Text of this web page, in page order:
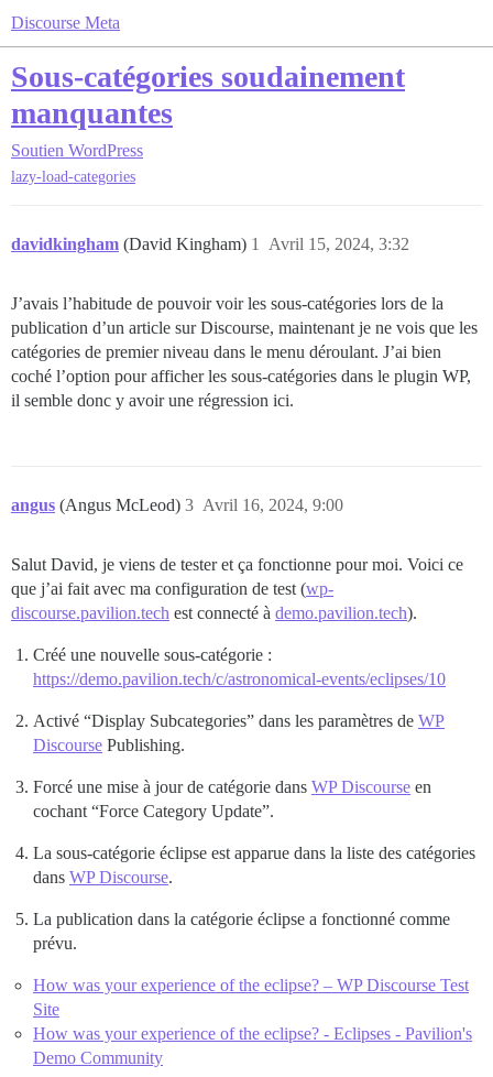
Discourse Meta
Sous-catégories soudainement
manquantes
Soutien WordPress
lazy-load-categories
davidkingham (David Kingham) Avril 15, 2024, 3:32
1
J’avais l’habitude de pouvoir voir les sous-catégories lors de la
publication d’un article sur Discourse, maintenant je ne vois que les
catégories de premier niveau dans le menu déroulant. J’ai bien
coché l’option pour afficher les sous-catégories dans le plugin WP,
il semble donc y avoir une régression ici.
angus (Angus McLeod) Avril 16, 2024, 9:00
3
Salut David, je viens de tester et ça fonctionne pour moi. Voici ce
que j’ai fait avec ma configuration de test (wp-
discourse.pavilion.tech est connecté à demo.pavilion.tech).
Créé une nouvelle sous-catégorie :
https://demo.pavilion.tech/c/astronomical-events/eclipses/10
Activé “Display Subcategories” dans les paramètres de WP
Discourse Publishing.
Forcé une mise à jour de catégorie dans WP Discourse en
cochant “Force Category Update”.
La sous-catégorie éclipse est apparue dans la liste des catégories
dans WP Discourse.
La publication dans la catégorie éclipse a fonctionné comme
prévu.
How was your experience of the eclipse? – WP Discourse Test
Site
How was your experience of the eclipse? - Eclipses - Pavilion's
Demo Community